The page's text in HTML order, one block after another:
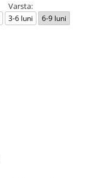
Varsta:
3-6 luni 6-9 luni